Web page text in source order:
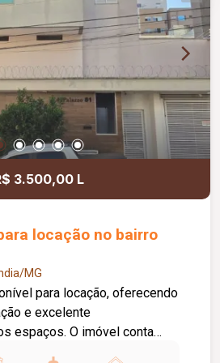
3.500,00 L
locação no bairro
MG
para locação, oferecendo
e excelente
espaços. O imóvel conta